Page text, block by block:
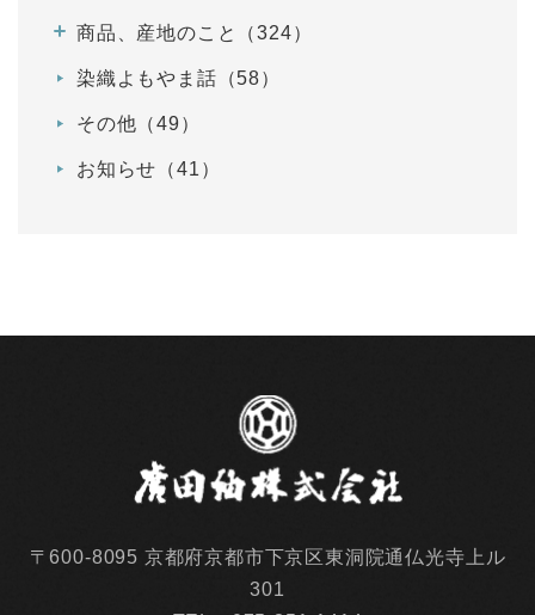
商品、産地のこと（324）
染織よもやま話（58）
その他（49）
お知らせ（41）
〒600-8095 京都府京都市下京区東洞院通仏光寺上ル
301